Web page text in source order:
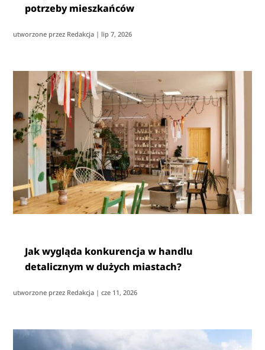
potrzeby mieszkańców
utworzone przez Redakcja | lip 7, 2026
Jak wygląda konkurencja w handlu
detalicznym w dużych miastach?
utworzone przez Redakcja |cze 11, 2026